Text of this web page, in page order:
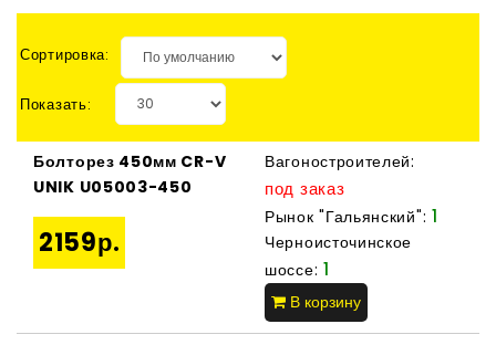
Сортировка:
Показать:
Болторез 450мм CR-V
UNIK U05003-450
2159р.
Вагоностроителей:
под заказ
Рынок "Гальянский": 1
Черноисточинское
шоссе: 1
В корзину